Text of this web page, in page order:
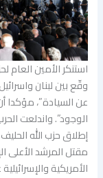
استنكر الأمين العام
وقّع بين لبنان
عن السيادة”،
الوجود”. واندلعت
إطلاق حزب الله
مقتل المرشد الأعلى
الأمريكية والإسرائيلية على